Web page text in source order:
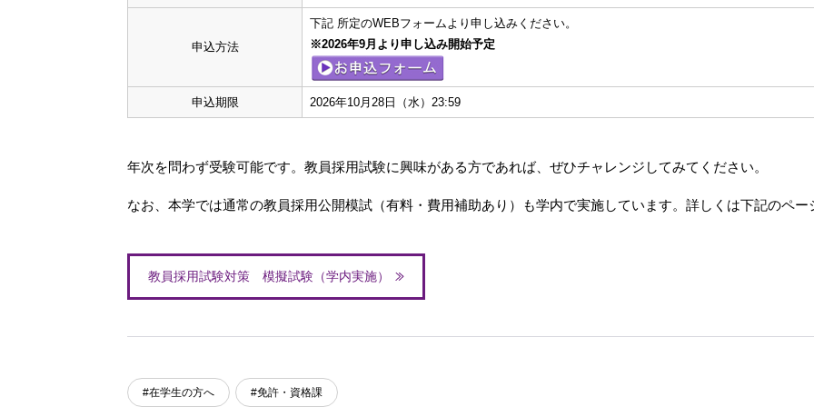
申込方法
下記 所定のWEBフォームより申し込みください。
※2026年9月より申し込み開始予定
申込期限 2026年10月28日（水）23:59
年次を問わず受験可能です。教員採用試験に興味がある方であれば、ぜひチャレンジしてみてください。
なお、本学では通常の教員採用公開模試（有料・費用補助あり）も学内で実施しています。詳しくは下記のペー
教員採用試験対策 模擬試験（学内実施）
#在学生の方へ #免許・資格課